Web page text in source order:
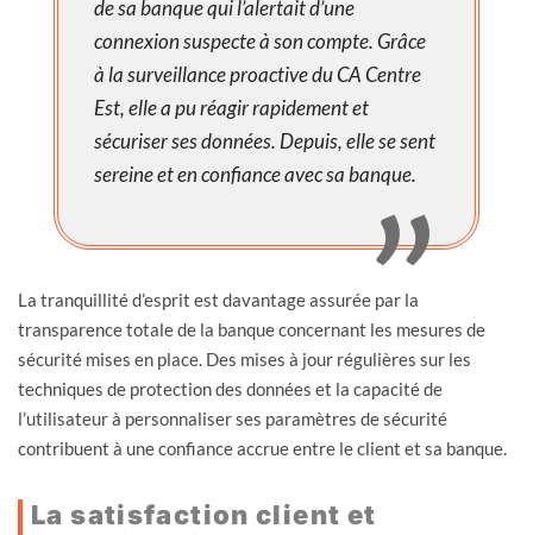
de sa banque qui l’alertait d’une
connexion suspecte à son compte. Grâce
à la surveillance proactive du CA Centre
Est, elle a pu réagir rapidement et
sécuriser ses données. Depuis, elle se sent
sereine et en confiance avec sa banque.
La tranquillité d’esprit est davantage assurée par la
transparence totale de la banque concernant les mesures de
sécurité mises en place. Des mises à jour régulières sur les
techniques de protection des données et la capacité de
l’utilisateur à personnaliser ses paramètres de sécurité
contribuent à une confiance accrue entre le client et sa banque.
La satisfaction client et